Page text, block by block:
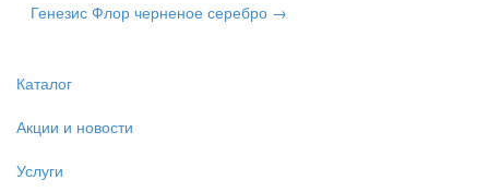
Генезис Флор черненое серебро →
Каталог
Акции и новости
Услуги